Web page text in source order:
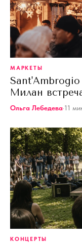
МАРКЕТЫ
Милан
Ольга Лебедева·11
КОНЦЕРТЫ